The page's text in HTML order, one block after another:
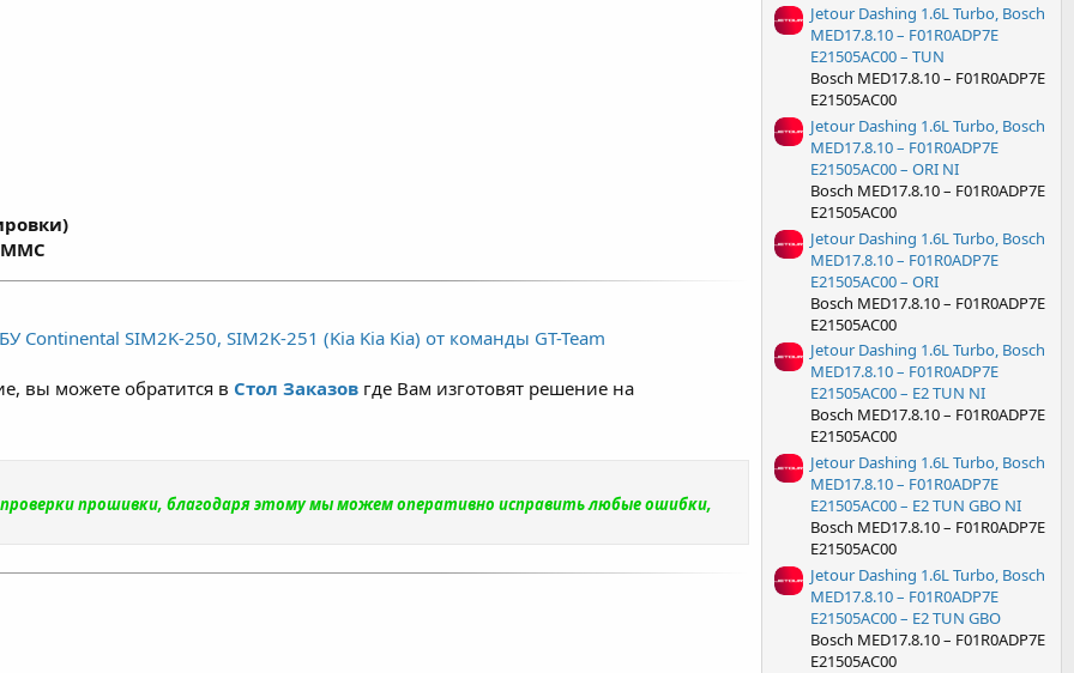
Continental SIM2K-250, SIM2K-251 (Kia Kia Kia) от команды GT-Team
вы можете обратится в Стол Заказов где Вам изготовят решение на
прошивки, благодаря этому мы можем оперативно исправить любые ошибки,
Jetour Dashing 1.6L Turbo, Bosch
MED17.8.10 – F01R0ADP7E
E21505AC00 – TUN
Bosch MED17.8.10 – F01R0ADP7E
E21505AC00
Jetour Dashing 1.6L Turbo, Bosch
MED17.8.10 – F01R0ADP7E
E21505AC00 – ORI NI
Bosch MED17.8.10 – F01R0ADP7E
E21505AC00
Jetour Dashing 1.6L Turbo, Bosch
MED17.8.10 – F01R0ADP7E
E21505AC00 – ORI
Bosch MED17.8.10 – F01R0ADP7E
E21505AC00
Jetour Dashing 1.6L Turbo, Bosch
MED17.8.10 – F01R0ADP7E
E21505AC00 – E2 TUN NI
Bosch MED17.8.10 – F01R0ADP7E
E21505AC00
Jetour Dashing 1.6L Turbo, Bosch
MED17.8.10 – F01R0ADP7E
E21505AC00 – E2 TUN GBO NI
Bosch MED17.8.10 – F01R0ADP7E
E21505AC00
Jetour Dashing 1.6L Turbo, Bosch
MED17.8.10 – F01R0ADP7E
E21505AC00 – E2 TUN GBO
Bosch MED17.8.10 – F01R0ADP7E
E21505AC00